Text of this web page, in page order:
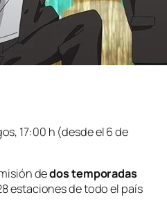
17:00 h (desde el 6 de
dedos temporadas
estaciones de todo el país